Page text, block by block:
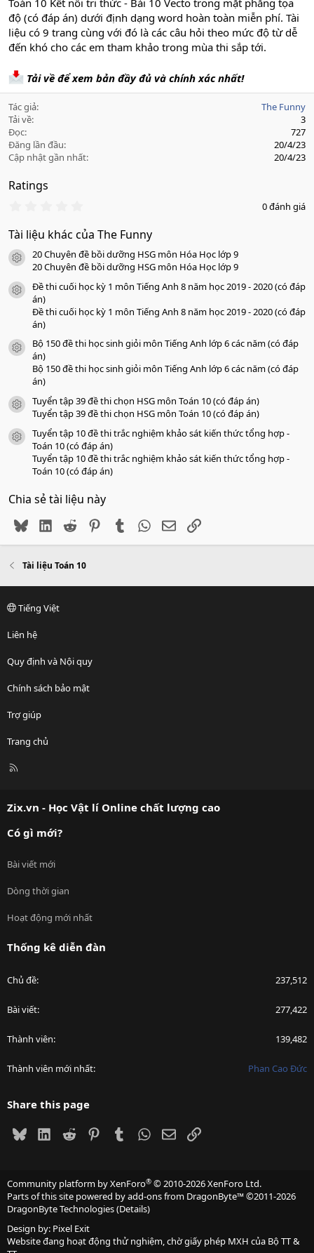
Toán 10 Kết nối tri thức - Bài 10 Vecto trong mặt phẳng tọa
độ (có đáp án) dưới định dạng word hoàn toàn miễn phí. Tài
liệu có 9 trang cùng với đó là các câu hỏi theo mức độ từ dễ
đến khó cho các em tham khảo trong mùa thi sắp tới.
Tải về để xem bản đầy đủ và chính xác nhất!
Tác giả
The Funny
Tải về
3
Đọc
727
Đăng lần đầu
20/4/23
Cập nhật gần nhất
20/4/23
Ratings
0
0
s
a
o
0 đánh giá
Tài liệu khác của The Funny
icon tài liệu
20 Chuyên đề bồi dưỡng HSG môn Hóa Học lớp 9
20 Chuyên đề bồi dưỡng HSG môn Hóa Học lớp 9
icon tài liệu
Đề thi cuối học kỳ 1 môn Tiếng Anh 8 năm học 2019 - 2020 (có đáp
án)
Đề thi cuối học kỳ 1 môn Tiếng Anh 8 năm học 2019 - 2020 (có đáp
án)
icon tài liệu
Bộ 150 đề thi học sinh giỏi môn Tiếng Anh lớp 6 các năm (có đáp
án)
Bộ 150 đề thi học sinh giỏi môn Tiếng Anh lớp 6 các năm (có đáp
án)
icon tài liệu
Tuyển tập 39 đề thi chọn HSG môn Toán 10 (có đáp án)
Tuyển tập 39 đề thi chọn HSG môn Toán 10 (có đáp án)
icon tài liệu
Tuyển tập 10 đề thi trắc nghiệm khảo sát kiến thức tổng hợp -
Toán 10 (có đáp án)
Tuyển tập 10 đề thi trắc nghiệm khảo sát kiến thức tổng hợp -
Toán 10 (có đáp án)
Chia sẻ tài liệu này
BlueskyLinkedIn
Reddit PinterestTumblr WhatsApp
EmailLink
Tài liệu Toán 10
Tiếng Việt
Liên hệ
Quy định và Nội quy
Chính sách bảo mật
Trợ giúp
Trang chủ
R
Zix.vn - Học Vật lí Online chất lượng cao
Có gì mới?
Bài viết mới
Dòng thời gian
Hoạt động mới nhất
Thống kê diễn đàn
Chủ đề 237,512
Bài viết 277,422
Thành viên 139,482
Thành viên mới nhất Phan Cao Đức
Share this page
BlueskyLinkedIn
Reddit PinterestTumblrWhatsApp
EmailLink
Community platform by XenForo® © 2010-2026 XenForo Ltd.
Parts of this site powered byadd-ons from DragonByte™©2011-2026
DragonByte Technologies(Details)
Design by: Pixel Exit
Website đang hoạt động thử nghiệm, chờ giấy phép MXH của Bộ TT &